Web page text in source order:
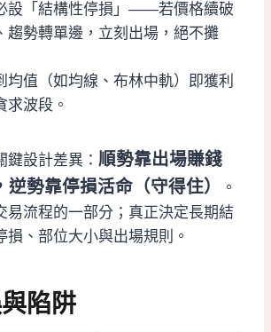
設「結構性停損」——若價格續破
趨勢轉單邊，立刻出場，絕不攤
均值（如均線、布林中軌）即獲利
求波段。
設計差異： 順勢靠出場賺錢
逆勢靠停損活命（守得住）
。
易流程的一部分；真正決定長期結
損、部位大小與出場規則。
陷阱